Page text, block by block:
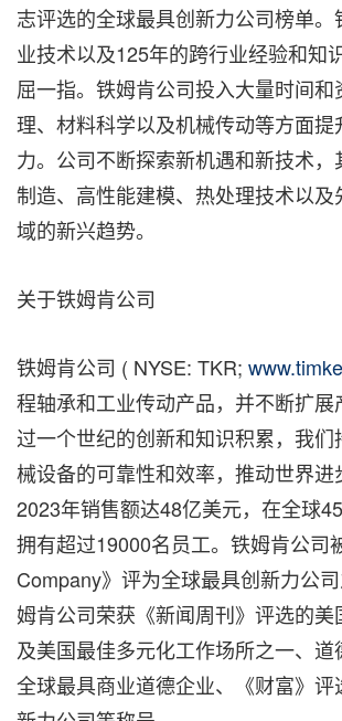
志评选的全球最具创新力公司榜单。
业技术以及125年的跨行业经验和知
屈一指。铁姆肯公司投入大量时间和
理、材料科学以及机械传动等方面提
力。公司不断探索新机遇和新技术
制造、高性能建模、热处理技术以及
域的新兴趋势。
关于铁姆肯公司
铁姆肯公司 ( NYSE: TKR;
程轴承和工业传动产品，并不断扩展
过一个世纪的创新和知识积累，我
械设备的可靠性和效率，推动世界进
2023年销售额达48亿美元，在全球
拥有超过19000名员工。铁姆肯公司
Company》评为全球最具创新力公
姆肯公司荣获《新闻周刊》评选的美
及美国最佳多元化工作场所之一、道
全球最具商业道德企业、《财富》评